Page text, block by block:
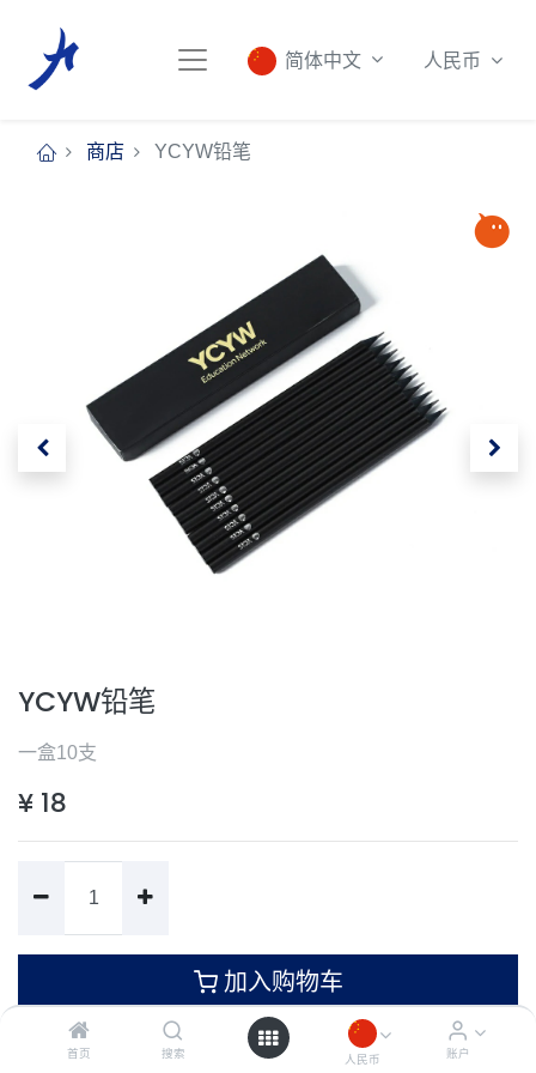
首页 搜索 人民币 账户
简体中文 人民币
商店 YCYW铅笔
YCYW铅笔
一盒10支
¥ 18
加入购物车